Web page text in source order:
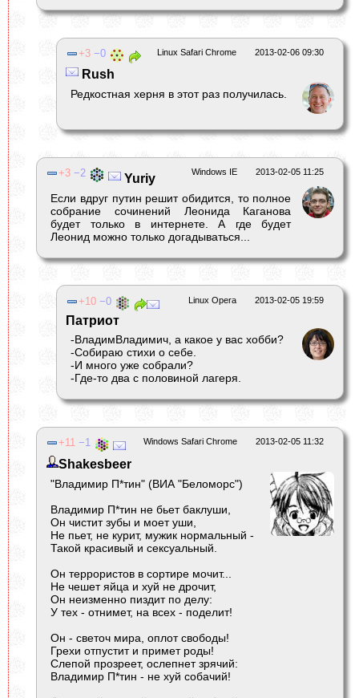
2013-02-06 09:30
Linux Safari Chrome
3 0
Rush
Редкостная херня в этот раз получилась.
2013-02-05 11:25
Windows IE
3 2 Yuriy
Если вдруг путин решит обидится, то полное
собрание сочинений Леонида Каганова
будет только в интернете. А где будет
Леонид можно только догадываться...
2013-02-05 19:59
Linux Opera
10 0
Патриот
-ВладимВладимич, а какое у вас хобби?
-Собираю стихи о себе.
-И много уже собрали?
-Где-то два с половиной лагеря.
2013-02-05 11:32
Windows Safari Chrome
11 1
Shakesbeer
"Владимир П*тин" (ВИА "Беломорс")
Владимир П*тин не бьет баклуши,
Он чистит зубы и моет уши,
Не пьет, не курит, мужик нормальный -
Такой красивый и сексуальный.
Он террористов в сортире мочит...
Не чешет яйца и хуй не дрочит,
Он неизменно пиздит по делу:
У тех - отнимет, на всех - поделит!
Он - светоч мира, оплот свободы!
Грехи отпустит и примет роды!
Слепой прозреет, ослепнет зрячий:
Владимир П*тин - не хуй собачий!